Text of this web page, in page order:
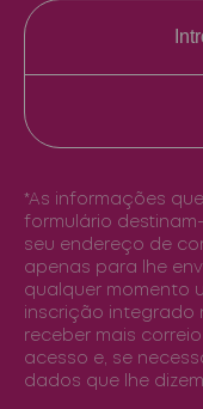
*As informações
formulário destinam-
seu endereço de
apenas para lhe
qualquer momento
inscrição integrado
receber mais
acesso e, se
dados que lhe